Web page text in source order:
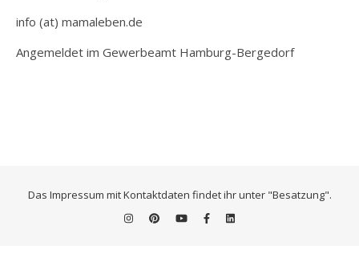
info (at) mamaleben.de
Angemeldet im Gewerbeamt Hamburg-Bergedorf
Das Impressum mit Kontaktdaten findet ihr unter "Besatzung".